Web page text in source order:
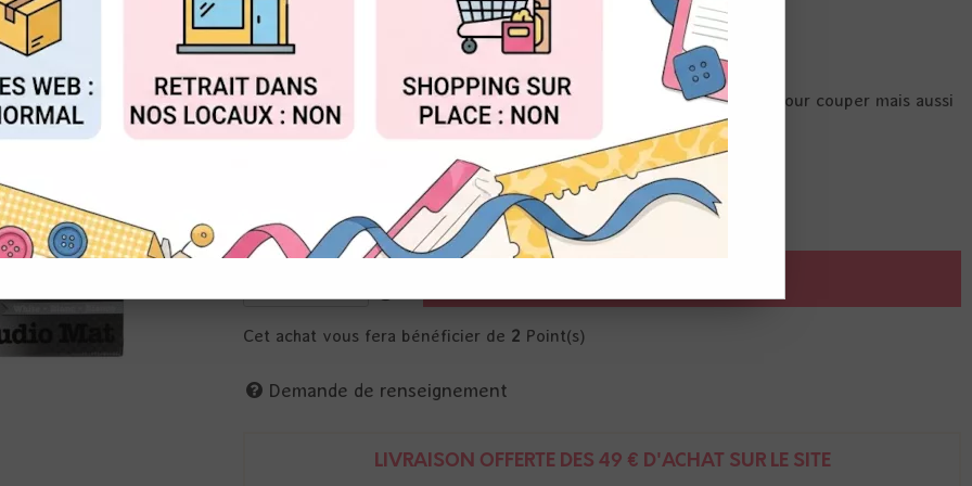
50
Réf. :1912E
Planche de coupe en verre trempé noire, graduée en pouces et cm pour couper mais aussi
coller, encrer .... Bricoler ...
Cet achat vous fera bénéficier de 2 Point(s)
Demande de renseignement
LIVRAISON OFFERTE DÈS 49 € D'ACHAT SUR LE SITE
ACCEPTER TOUT